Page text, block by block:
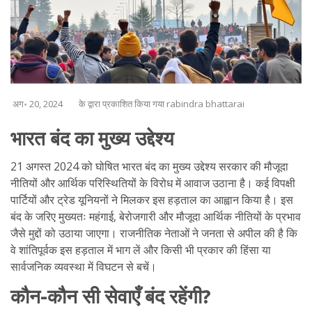
अग॰ 20, 2024 के द्वारा प्रकाशित किया गया rabindra bhattarai
भारत बंद का मुख्य उद्देश्य
21 अगस्त 2024 को घोषित भारत बंद का मुख्य उद्देश्य सरकार की मौजूदा
नीतियों और आर्थिक परिस्थितियों के विरोध में आवाज उठाना है। कई विपक्षी
पार्टियों और ट्रेड यूनियनों ने मिलकर इस हड़ताल का आह्वान किया है। इस
बंद के जरिए मुख्यतः महंगाई, बेरोजगारी और मौजूदा आर्थिक नीतियों के प्रभाव
जैसे मुद्दों को उठाया जाएगा। राजनीतिक नेताओं ने जनता से अपील की है कि
वे शांतिपूर्वक इस हड़ताल में भाग लें और किसी भी प्रकार की हिंसा या
सार्वजनिक व्यवस्था में विघटन से बचें।
कौन-कौन सी सेवाएँ बंद रहेंगी?